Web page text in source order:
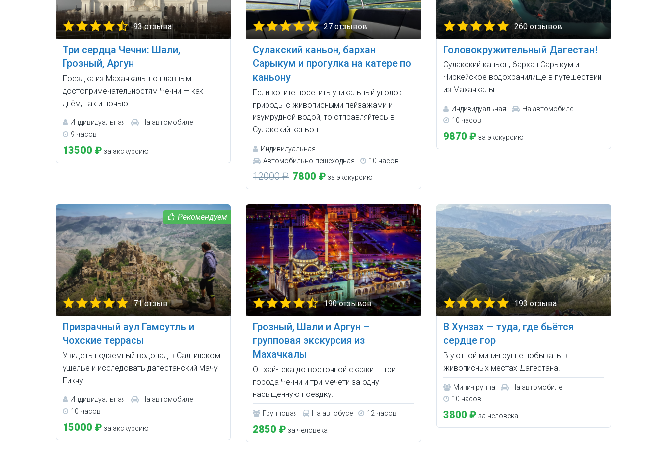
93 отзыва
Три сердца Чечни: Шали,
Грозный, Аргун
Поездка из Махачкалы по главным
достопримечательностям Чечни — как
днём, так и ночью.
Индивидуальная
На автомобиле
9 часов
13500 ₽ за экскурсию
27 отзывов
Сулакский каньон, бархан
Сарыкум и прогулка на катере по
каньону
Если хотите посетить уникальный уголок
природы с живописными пейзажами и
изумрудной водой, то отправляйтесь в
Сулакский каньон.
Индивидуальная
Автомобильно-пешеходная
10 часов
12000 ₽ 7800 ₽ за экскурсию
260 отзывов
Головокружительный Дагестан!
Сулакский каньон, бархан Сарыкум и
Чиркейское водохранилище в путешествии
из Махачкалы.
Индивидуальная
На автомобиле
10 часов
9870 ₽ за экскурсию
71 отзыв
Призрачный аул Гамсутль и
Чохские террасы
Увидеть подземный водопад в Салтинском
ущелье и исследовать дагестанский Мачу-
Пикчу.
Индивидуальная
На автомобиле
10 часов
15000 ₽ за экскурсию
190 отзывов
Грозный, Шали и Аргун –
групповая экскурсия из
Махачкалы
От хай-тека до восточной сказки — три
города Чечни и три мечети за одну
насыщенную поездку.
Групповая На автобусе 12 часов
2850 ₽ за человека
193 отзыва
В Хунзах — туда, где бьётся
сердце гор
В уютной мини-группе побывать в
живописных местах Дагестана.
Мини-группа
На автомобиле
10 часов
3800 ₽ за человека